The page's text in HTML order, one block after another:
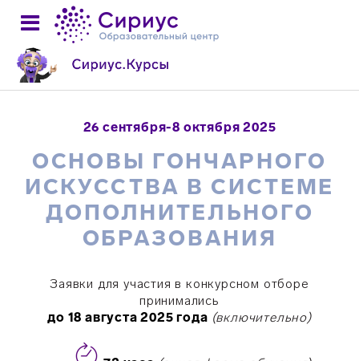
26 сентября-8 октября 2025
ОСНОВЫ ГОНЧАРНОГО
ИСКУССТВА В СИСТЕМЕ
ДОПОЛНИТЕЛЬНОГО
ОБРАЗОВАНИЯ
Заявки для участия в конкурсном отборе
принимались
до 18 августа 2025 года (включительно)